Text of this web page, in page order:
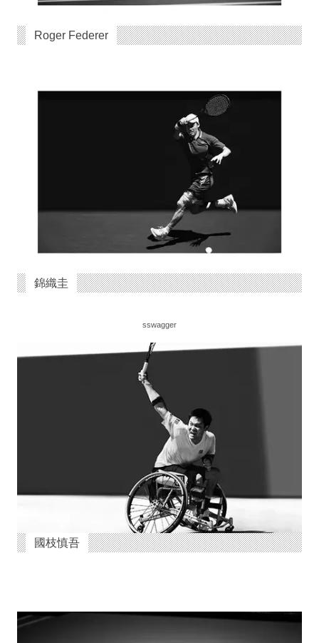
Roger Federer
錦織圭
sswagger
國枝慎吾